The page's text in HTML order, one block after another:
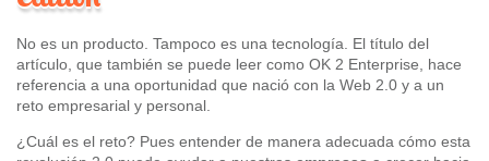
No es un producto. Tampoco es una tecnología. El título del
artículo, que también se puede leer como OK 2 Enterprise, hace
referencia a una oportunidad que nació con la Web 2.0 y a un
reto empresarial y personal.
¿Cuál es el reto? Pues entender de manera adecuada cómo esta